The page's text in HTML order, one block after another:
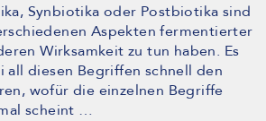
Synbiotika oder Postbiotika sind
Aspekten fermentierter
Wirksamkeit zu tun haben. Es
diesen Begriffen schnell den
wofür die einzelnen Begriffe
scheint …